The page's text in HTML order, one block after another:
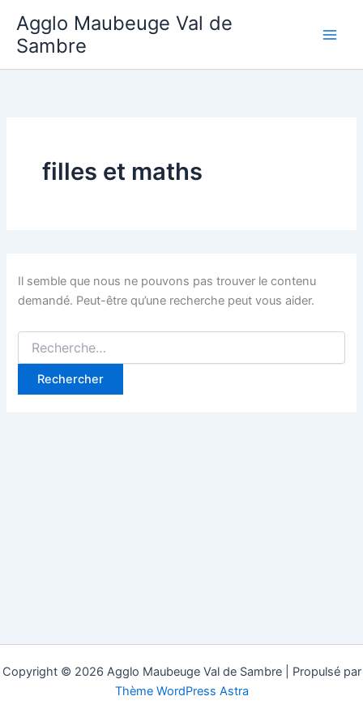
contenu
Agglo Maubeuge Val de
Sambre
filles et maths
Il semble que nous ne pouvons pas trouver le contenu
demandé. Peut-être qu’une recherche peut vous aider.
Rechercher :
Copyright © 2026 Agglo Maubeuge Val de Sambre | Propulsé par
Thème WordPress Astra